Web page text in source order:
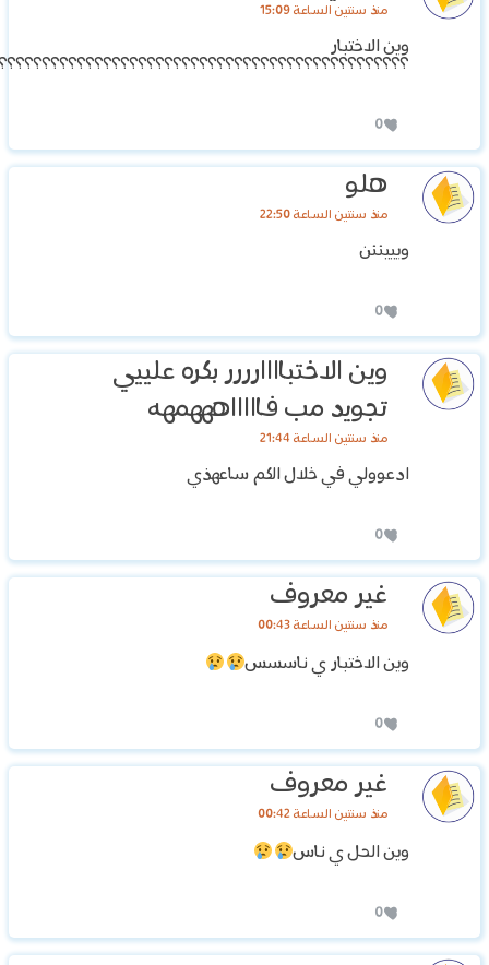
منذ سنتين الساعة 15:09
وين الاختبار
0
هلو
منذ سنتين الساعة 22:50
ويييننن
0
وين الاختباااارررر بكره علييي
تجويد مب فاااااهههمهه
منذ سنتين الساعة 21:44
ادعوولي في خلال الكم ساعهذي
0
غير معروف
منذ سنتين الساعة 00:43
وين الاختبار ي ناسسس
0
غير معروف
منذ سنتين الساعة 00:42
وين الحل ي ناس
0